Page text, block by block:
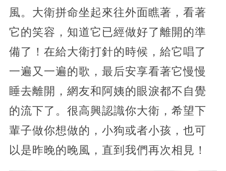
風。大衛拼命坐起來往外面瞧著，看著
它的笑容，知道它已經做好了離開的準
備了！在給大衛打針的時候，給它唱了
一遍又一遍的歌，最后安享看著它慢慢
睡去離開，網友和阿姨的眼淚都不自覺
的流下了。很高興認識你大衛，希望下
輩子做你想做的，小狗或者小孩，也可
以是昨晚的晚風，直到我們再次相見！